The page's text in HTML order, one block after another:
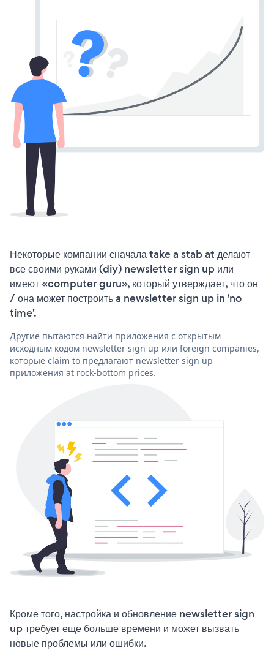
Некоторые компании сначала take a stab at делают
все своими руками (diy) newsletter sign up или
имеют «computer guru», который утверждает, что он
/ она может построить a newsletter sign up in 'no
time'.
Другие пытаются найти приложения с открытым
исходным кодом newsletter sign up или foreign companies,
которые claim to предлагают newsletter sign up
приложения at rock-bottom prices.
Кроме того, настройка и обновление newsletter sign
up требует еще больше времени и может вызвать
новые проблемы или ошибки.